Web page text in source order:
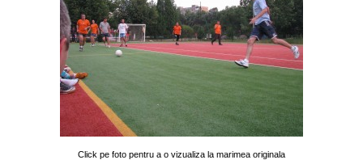
Click pe foto pentru a o vizualiza la marimea originala